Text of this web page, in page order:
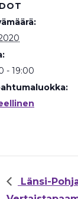
- 19:00
Länsi-